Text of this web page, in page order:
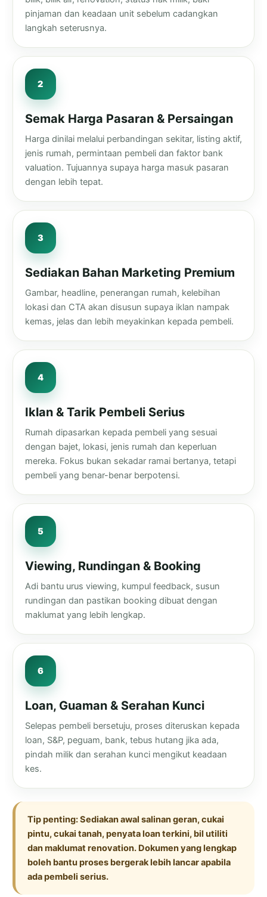
pinjaman dan keadaan unit sebelum cadangkan
langkah seterusnya.
Semak Harga Pasaran & Persaingan
Harga dinilai melalui perbandingan sekitar, listing aktif,
jenis rumah, permintaan pembeli dan faktor bank
valuation. Tujuannya supaya harga masuk pasaran
dengan lebih tepat.
Sediakan Bahan Marketing Premium
Gambar, headline, penerangan rumah, kelebihan
lokasi dan CTA akan disusun supaya iklan nampak
kemas, jelas dan lebih meyakinkan kepada pembeli.
Iklan & Tarik Pembeli Serius
Rumah dipasarkan kepada pembeli yang sesuai
dengan bajet, lokasi, jenis rumah dan keperluan
mereka. Fokus bukan sekadar ramai bertanya, tetapi
pembeli yang benar-benar berpotensi.
Viewing, Rundingan & Booking
Adi bantu urus viewing, kumpul feedback, susun
rundingan dan pastikan booking dibuat dengan
maklumat yang lebih lengkap.
Loan, Guaman & Serahan Kunci
Selepas pembeli bersetuju, proses diteruskan kepada
loan, S&P, peguam, bank, tebus hutang jika ada,
pindah milik dan serahan kunci mengikut keadaan
kes.
Tip penting: Sediakan awal salinan geran, cukai
pintu, cukai tanah, penyata loan terkini, bil utiliti
dan maklumat renovation. Dokumen yang lengkap
boleh bantu proses bergerak lebih lancar apabila
ada pembeli serius.